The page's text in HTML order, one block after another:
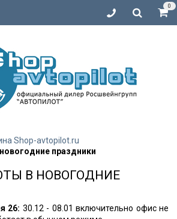
0
Shop-avtopilot.ru
праздники
В НОВОГОДНИЕ
26: 30.12 - 08.01 включительно офис не